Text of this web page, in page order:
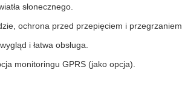
słonecznego.
ochrona przed przepięciem i przegrzaniem.
i łatwa obsługa.
monitoringu GPRS (jako opcja).